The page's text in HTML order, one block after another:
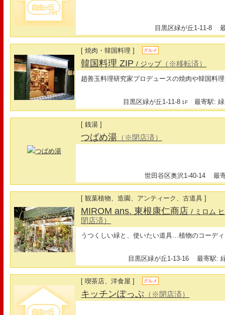
目黒区緑が丘1-11-8
[ 焼肉・韓国料理 ] グルメ
韓国料理 ZIP/ ジップ（※移転済）
趙善玉料理研究家プロデュースの焼肉や韓国料
目黒区緑が丘1-11-8 1F 最寄駅: 緑
[ 銭湯 ]
つばめ湯 （※閉店済）
世田谷区奥沢1-40-14 最
[ 観葉植物、造園、アンティーク、古道具 ]
MIROM ans. 東根康仁商店/ ミロム
閉店済）
うつくしい緑と、使いたい道具…植物のコーデ
目黒区緑が丘1-13-16 最寄駅:
[ 喫茶店、洋食屋 ] グルメ
キッチンぽっぷ （※閉店済）